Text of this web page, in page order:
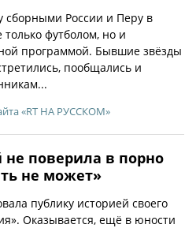
России и Перу в
футболом, но и
программой. Бывшие звёзды
пообщались и
«RT НА РУССКОМ»
не поверила в порно
не может»
публику историей своего
Оказывается, ещё в юности